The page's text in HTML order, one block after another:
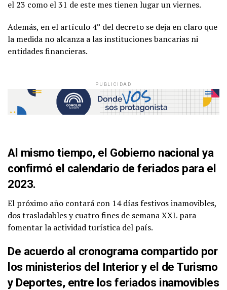
el 23 como el 31 de este mes tienen lugar un viernes.
Además, en el artículo 4° del decreto se deja en claro que
la medida no alcanza a las instituciones bancarias ni
entidades financieras.
PUBLICIDAD
Al mismo tiempo, el Gobierno nacional ya
confirmó el calendario de feriados para el
2023.
El próximo año contará con 14 días festivos inamovibles,
dos trasladables y cuatro fines de semana XXL para
fomentar la actividad turística del país.
De acuerdo al cronograma compartido por
los ministerios del Interior y el de Turismo
y Deportes, entre los feriados inamovibles